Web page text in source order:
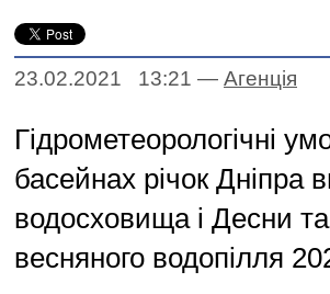
23.02.2021 13:21 — Агенцiя
Гідрометеорологічні
басейнах річок Дніпра
водосховища і Десни та
весняного водопілля